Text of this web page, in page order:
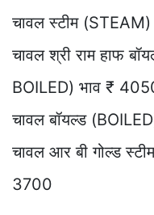
चावल स्टीम
चावल श्री राम हाफ
BOILED) भाव ₹
चावल बॉयल्ड
चावल आर बी गोल्ड
3700